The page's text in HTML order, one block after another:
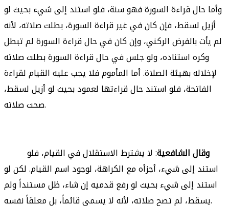
وأما حال قراءة السورة فهو سنة، فلو استند إلى شيء بحيث لو
أزيل لسقط، فإن كان في غير قراءة السورة، بطلت صلاته، لأنه
لم يأت بالفرض الركني، وإن كان في حال قراءة السورة لم تبطل
وكره استناده، ولو جلس في حال قراءة السورة بطلت صلاته
لإخلاله بهيئة الصلاة. أما المأموم فلا يجب عليه القيام لقراءة
الفاتحة، فلو استند حال قراءتها لعمود بحيث لو أزيل لسقط،
صحت صلاته.
وقال الشافعية: لا يشترط الاستقلال في القيام، فلو
استند إلى شيء، أجزأه مع الكراهة، لوجود اسم القيام. لكن لو
استند إلى شيء بحيث لو رفع قدميه إن شاء، ظل مستنداً ولم
يسقط، لم تصح صلاته، لأنه لا يسمى قائماً، بل معلقاً نفسه.